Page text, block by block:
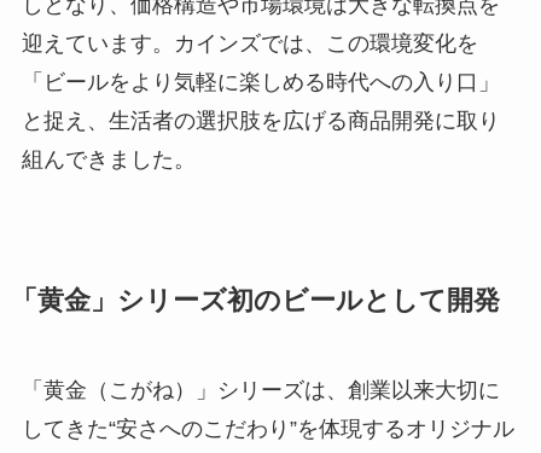
迎えています。カインズでは、この環境変化を
「ビールをより気軽に楽しめる時代への入り口」
と捉え、生活者の選択肢を広げる商品開発に取り
組んできました。
「黄金」シリーズ初のビールとして開発
「黄金（こがね）」シリーズは、創業以来大切に
してきた“安さへのこだわり”を体現するオリジナル